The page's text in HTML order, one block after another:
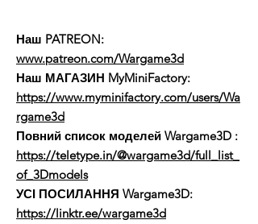
Наш PATREON:
www.patreon.com/Wargame3d
Наш МАГАЗИН MyMiniFactory:
https://www.myminifactory.com/users/Wa
rgame3d
Повний список моделей Wargame3D :
https://teletype.in/@wargame3d/full_list_
of_3Dmodels
УСІ ПОСИЛАННЯ Wargame3D:
https://linktr.ee/wargame3d